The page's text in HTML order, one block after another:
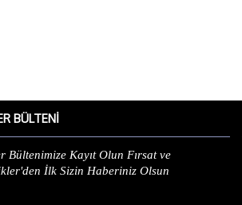
BÜLTENI
Bültenimize Kayıt Olun Fırsat ve
İlk Sizin Haberiniz Olsun